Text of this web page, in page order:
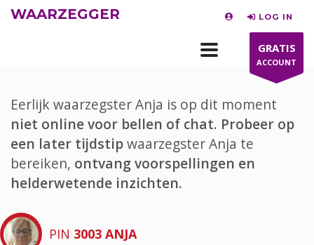
WAARZEGGER LOG IN
GRATIS
ACCOUNT
Eerlijk waarzegster Anja is op dit moment
niet online voor bellen of chat. Probeer op
een later tijdstipwaarzegster Anja te
bereiken, ontvang voorspellingen en
helderwetende inzichten.
PIN 3003 ANJA